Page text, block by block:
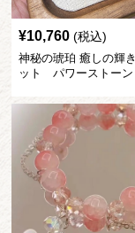
¥10,760 (税込)
神秘の琥珀 癒しの輝
ット パワーストーン